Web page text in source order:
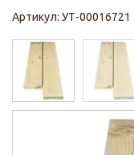
Артикул: УТ-00016721